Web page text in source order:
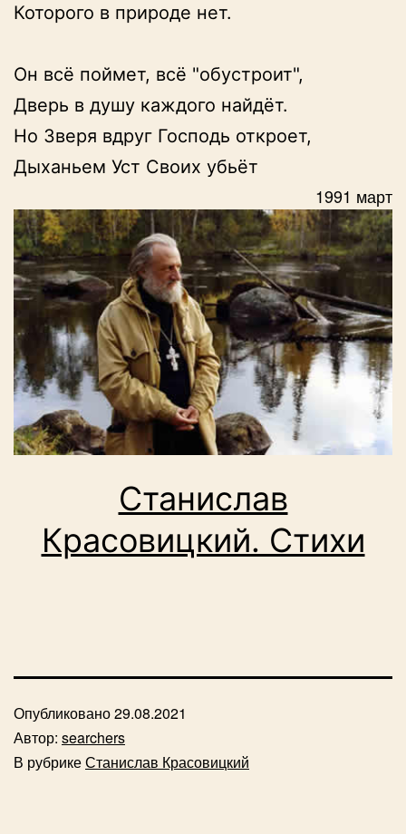
Которого в природе нет.
Он всё поймет, всё "обустроит",
Дверь в душу каждого найдёт.
Но Зверя вдруг Господь откроет,
Дыханьем Уст Своих убьёт
1991 март
Станислав
Красовицкий. Стихи
Опубликовано29.08.2021
Автор: searchers
В рубрикеСтанислав Красовицкий